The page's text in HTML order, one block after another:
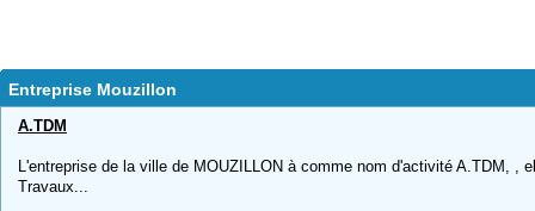
Entreprise Mouzillon
A.TDM
L'entreprise de la ville de MOUZILLON à comme nom d'activité A.TDM, ,
Travaux...